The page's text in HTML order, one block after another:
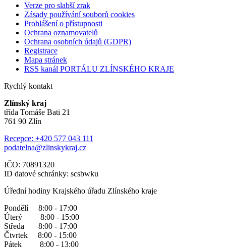
Verze pro slabší zrak
Zásady používání souborů cookies
Prohlášení o přístupnosti
Ochrana oznamovatelů
Ochrana osobních údajů (GDPR)
Registrace
Mapa stránek
RSS kanál PORTÁLU ZLÍNSKÉHO KRAJE
Rychlý kontakt
Zlínský kraj
třída Tomáše Bati 21
761 90 Zlín
Recepce: +420 577 043 111
podatelna@zlinskykraj.cz
IČO: 70891320
ID datové schránky: scsbwku
Úřední hodiny Krajského úřadu Zlínského kraje
Pondělí 8:00 - 17:00
Úterý 8:00 - 15:00
Středa 8:00 - 17:00
Čtvrtek 8:00 - 15:00
Pátek 8:00 - 13:00